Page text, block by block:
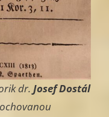
dr. Josef Dostál